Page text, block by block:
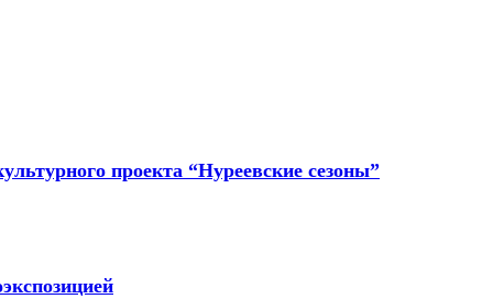
проекта “Нуреевские сезоны”